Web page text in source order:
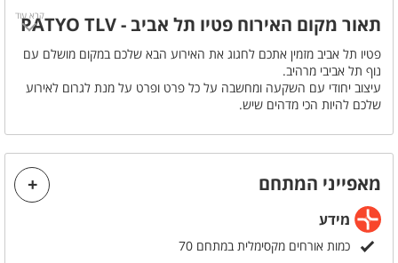
מיקרוגל
מזגן
פינת ישיבה
חדר שירותים
תאור מקום האירוח פטיו תל אביב - PATYO TLV
פטיו תל אביב מזמין אתכם לחגוג את האירוע הבא שלכם במקום מושלם עם
נוף תל אביבי מרהיב.
עיצוב יחודי עם השקעה ומחשבה על כל פרט ופרט על מנת לגרום לאירוע
שלכם להיות הכי מדהים שיש.
למתחם בריכה מחוממת, מערכת תאורה והגברה , מטבח מאובזר עם כל
האבזור החשמלי שתצטרכו, אפשרות לשילוב של חבילות אלכוהול, ארוחות
כלות? דאגנו לכם לחדר התארגנות מפנק עם כל מה שתצטרכו עבור היום
המיוחד שלכן, שולחן איפור, מראת גוף, תאורה מושלמת, פינות ישיבה ועוד
קרא עוד
מאפייני המתחם
מידע
כמות אורחים מקסימלית במתחם 70